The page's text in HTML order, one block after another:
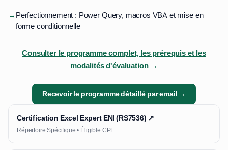
→ Perfectionnement : Power Query, macros VBA et mise en
forme conditionnelle
Consulter le programme complet, les prérequis et les
modalités d'évaluation →
Recevoir le programme détaillé par email →
Certification Excel Expert ENI (RS7536) ↗
Répertoire Spécifique • Éligible CPF